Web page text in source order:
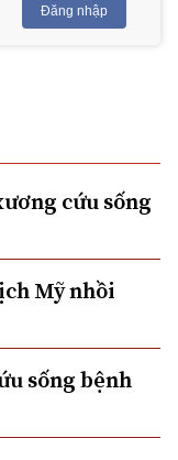
Đăng nhập
cứu sống
Mỹ nhồi
sống bệnh